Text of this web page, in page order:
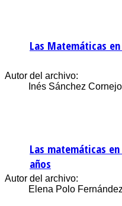
Las Matemáticas
Autor del archivo:
Inés Sánchez Cornejo
Las matemáticas
años
Autor del archivo:
Elena Polo Fernández